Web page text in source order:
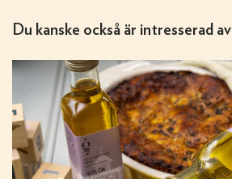
Du kanske också är intresserad av